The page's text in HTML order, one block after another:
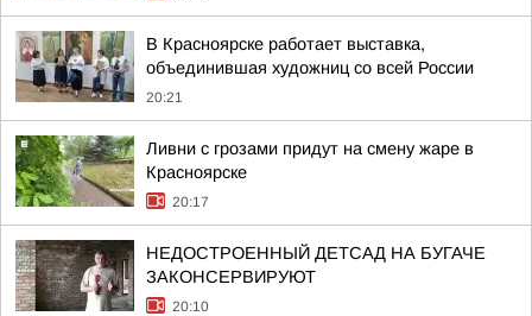
В Красноярске работает выставка,
объединившая художниц со всей России
20:21
Ливни с грозами придут на смену жаре в
Красноярске
20:17
НЕДОСТРОЕННЫЙ ДЕТСАД НА БУГАЧЕ
ЗАКОНСЕРВИРУЮТ
20:10